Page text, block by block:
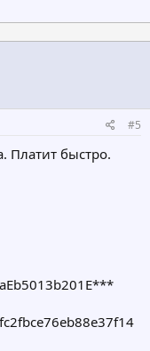
#5
Платит быстро.